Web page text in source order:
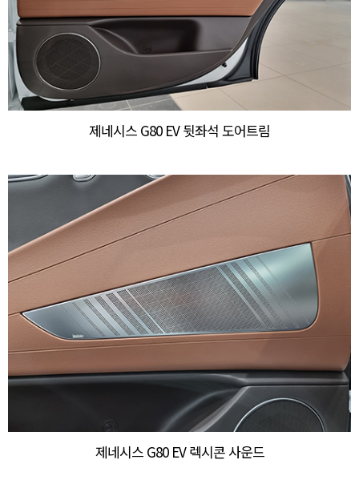
제네시스 G80 EV 뒷좌석 도어트림
제네시스 G80 EV 렉시콘 사운드